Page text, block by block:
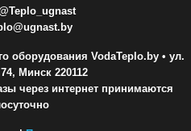
оборудования VodaTeplo.by • ул.
Минск 220112
через интернет принимаются